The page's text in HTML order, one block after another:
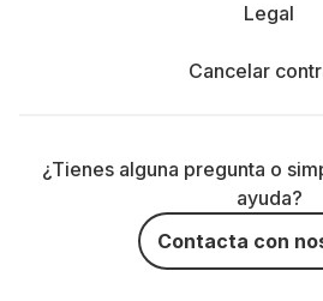
Legal
Cancelar
¿Tienes alguna pregunta o
ayuda?
Contacta con